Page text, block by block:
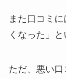
また口コミ
くなった」と
ただ、悪い